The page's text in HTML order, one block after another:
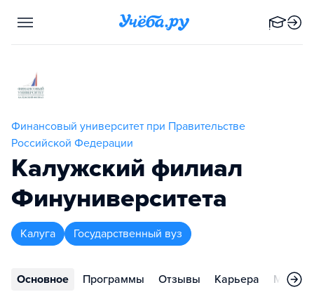
Финансовый университет при Правительстве
Российской Федерации
Калужский филиал
Финуниверситета
Калуга Государственный вуз
Основное Программы Отзывы Карьера